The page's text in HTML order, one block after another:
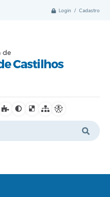
Login / Cadastro